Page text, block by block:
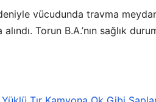
vücudunda travma
Torun B.A.’nın sağlık